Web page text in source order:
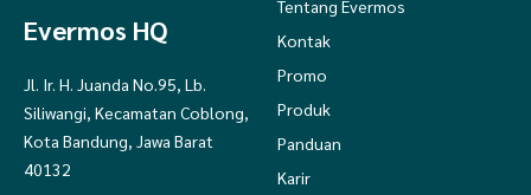
Pesanan sebelum jam 14.00 WIB diproses di hari yang sama; setelah
jam 14.00 WIB, diproses keesokan harinya.
Evermos HQ
Jl. Ir. H. Juanda No.95, Lb.
Siliwangi, Kecamatan Coblong,
Kota Bandung, Jawa Barat
40132
Tentang Evermos
Kontak
Promo
Produk
Panduan
Karir